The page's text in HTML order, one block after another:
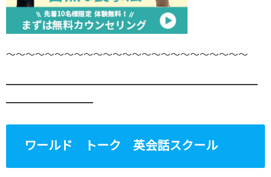
～～～～～～～～～～～～～～～～～～～～～～～～～
━━━━━━━━━━━━━━━━━━━━━━━━━━
━━━━━━━━━
ワールド トーク 英会話スクール